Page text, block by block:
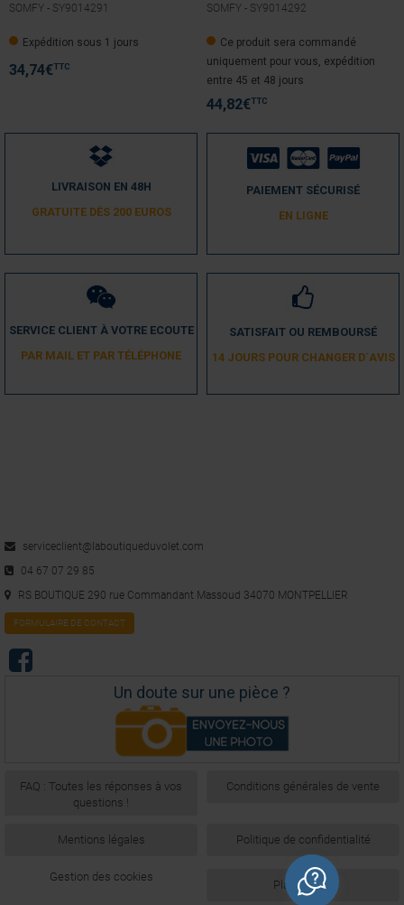
Avis vérifié
Bon produit répondant aux besoins.
SOMFY - SY9014291
Expédition sous 1 jours
34,74€TTC
SOMFY - SY9014292
Ce produit sera commandé
uniquement pour vous, expédition
entre 45 et 48 jours
44,82€TTC
LIVRAISON EN 48H
GRATUITE DÈS 200 EUROS
PAIEMENT SÉCURISÉ
EN LIGNE
SERVICE CLIENT À VOTRE ECOUTE
PAR MAIL ET PAR TÉLÉPHONE
SATISFAIT OU REMBOURSÉ
14 JOURS POUR CHANGER D´AVIS
serviceclient@laboutiqueduvolet.com
04 67 07 29 85
RS BOUTIQUE 290 rue Commandant Massoud 34070 MONTPELLIER
FORMULAIRE DE CONTACT
Un doute sur une pièce ?
FAQ : Toutes les réponses à vos
questions !
Conditions générales de vente
Mentions légales Politique de confidentialité
Gestion des cookies
Plan du site